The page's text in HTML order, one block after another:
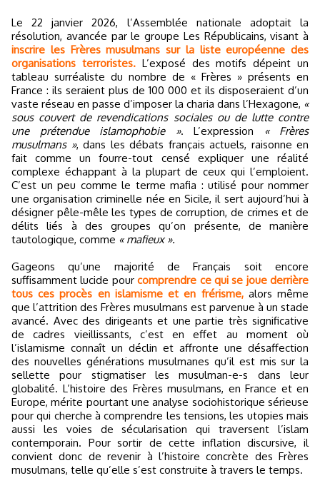
Le 22 janvier 2026, l’Assemblée nationale adoptait la
résolution, avancée par le groupe Les Républicains, visant à
inscrire les Frères musulmans sur la liste européenne des
organisations terroristes.L’exposé des motifs dépeint un
tableau surréaliste du nombre de « Frères » présents en
France : ils seraient plus de 100 000 et ils disposeraient d’un
vaste réseau en passe d’imposer la charia dans l’Hexagone, «
sous couvert de revendications sociales ou de lutte contre
une prétendue islamophobie ». L’expression
« Frères
musulmans », dans les débats français actuels, raisonne en
fait comme un fourre-tout censé expliquer une réalité
complexe échappant à la plupart de ceux qui l’emploient.
C’est un peu comme le terme mafia : utilisé pour nommer
une organisation criminelle née en Sicile, il sert aujourd’hui à
désigner pêle-mêle les types de corruption, de crimes et de
délits liés à des groupes qu’on présente, de manière
tautologique, comme « mafieux ».
Gageons qu’une majorité de Français soit encore
suffisamment lucide pourcomprendre ce qui se joue derrière
tous ces procès en islamisme et en frérisme,alors même
que l’attrition des Frères musulmans est parvenue à un stade
avancé. Avec des dirigeants et une partie très significative
de cadres vieillissants, c’est en effet au moment où
l’islamisme connaît un déclin et affronte une désaffection
des nouvelles générations musulmanes qu’il est mis sur la
sellette pour stigmatiser les musulman-e-s dans leur
globalité. L’histoire des Frères musulmans, en France et en
Europe, mérite pourtant une analyse sociohistorique sérieuse
pour qui cherche à comprendre les tensions, les utopies mais
aussi les voies de sécularisation qui traversent l’islam
contemporain. Pour sortir de cette inflation discursive, il
convient donc de revenir à l’histoire concrète des Frères
musulmans, telle qu’elle s’est construite à travers le temps.